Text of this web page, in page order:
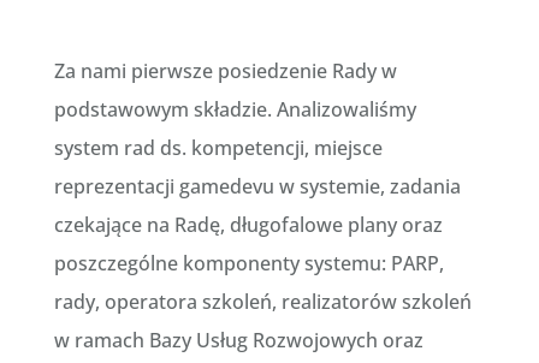
Za nami pierwsze posiedzenie Rady w
podstawowym składzie. Analizowaliśmy
system rad ds. kompetencji, miejsce
reprezentacji gamedevu w systemie, zadania
czekające na Radę, długofalowe plany oraz
poszczególne komponenty systemu: PARP,
rady, operatora szkoleń, realizatorów szkoleń
w ramach Bazy Usług Rozwojowych oraz